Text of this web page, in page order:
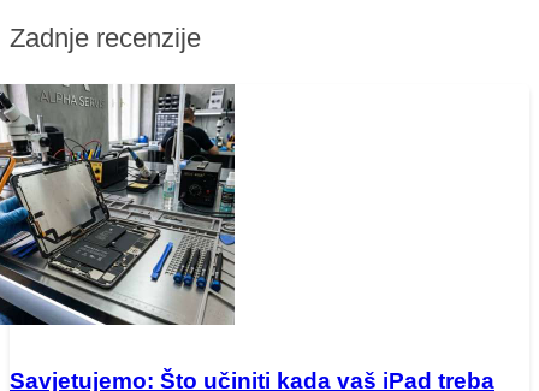
Zadnje recenzije
Savjetujemo: Što učiniti kada vaš iPad treba